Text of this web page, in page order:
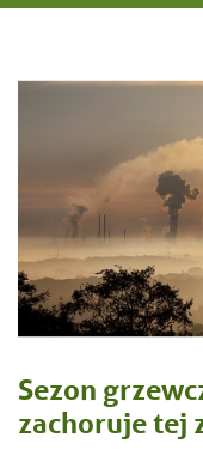
Sezon
zachoruje tej